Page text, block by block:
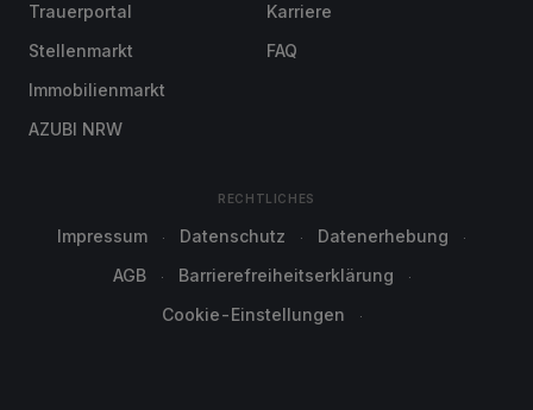
Trauerportal
Stellenmarkt
Immobilienmarkt
AZUBI NRW
Karriere
FAQ
RECHTLICHES
Impressum Datenschutz
Datenerhebung
AGB
Barrierefreiheitserklärung
Cookie-Einstellungen